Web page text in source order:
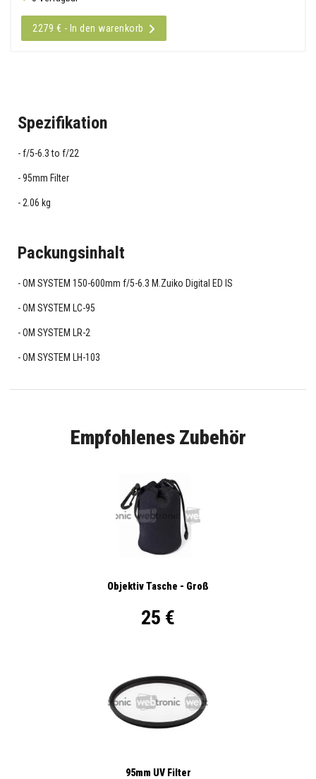
2279 € - In den warenkorb
Spezifikation
f/5-6.3 to f/22
95mm Filter
2.06 kg
Packungsinhalt
OM SYSTEM 150-600mm f/5-6.3 M.Zuiko Digital ED IS
OM SYSTEM LC-95
OM SYSTEM LR-2
OM SYSTEM LH-103
Empfohlenes Zubehör
Objektiv Tasche - Groß
25 €
95mm UV Filter